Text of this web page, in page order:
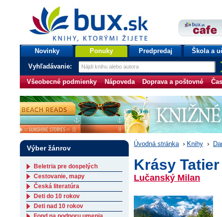
bux.sk
knihy, ktorými žijete
Úvodná stránka
Novinky Ponuky Predpredaj Škola a
Vyhľadávanie:
Všeobecné podmienky Nápoveda Doprava a poštovné
Úvodná stránka › Knihy ›
Krásy
Lučanský Milan
Výber žánrov
Beletria pre dospelých
Cestovanie, mapy
Česká literatúra
Deti do 10 rokov
Deti nad 10 rokov